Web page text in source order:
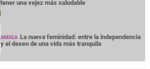
tener una vejez más saludable
AMIGA La nueva feminidad: entre la independencia
y el deseo de una vida más tranquila